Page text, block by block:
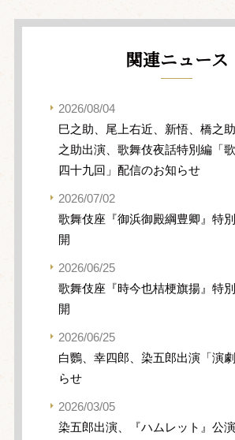
関連ニュース
2026/08/04
巳之助、尾上右近、新悟、橋之
之助出演、歌舞伎夜話特別編「
四十九回」配信のお知らせ
2026/07/02
歌舞伎座『御浜御殿綱豊卿』特
開
2026/06/25
歌舞伎座『時今也桔梗旗揚』特
開
2026/06/25
白鸚、幸四郎、染五郎出演「演
らせ
2026/03/05
染五郎出演、『ハムレット』公